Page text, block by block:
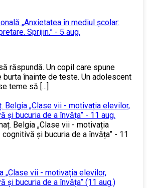
„Anxietatea în mediul școlar:
Sprijin.” - 5 aug.
răspundă. Un copil care spune
înainte de teste. Un adolescent
teme să [...]
Belgia „Clase vii - motivația elevilor,
și bucuria de a învăța” - 11 aug.
„Clase vii - motivația elevilor,
și bucuria de a învăța” (11 aug.)